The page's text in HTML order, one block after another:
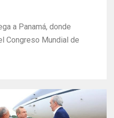
a Panamá, donde
Congreso Mundial de